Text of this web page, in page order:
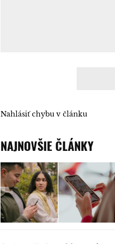
Nahlásiť chybu v článku
NAJNOVŠIE ČLÁNKY